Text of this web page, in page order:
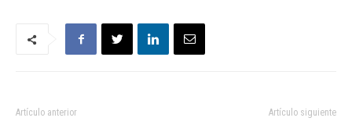
Artículo anterior Artículo siguiente